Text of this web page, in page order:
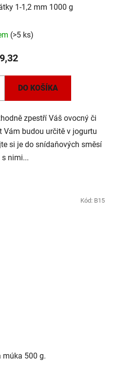
1-1,2 mm 1000 g
(>5 ks)
DO KOŠÍKA
zpestří Váš ovocný či
Vám budou určitě v jogurtu
si je do snídaňových směsí
s nimi...
múka 500 g.
Kód: B15